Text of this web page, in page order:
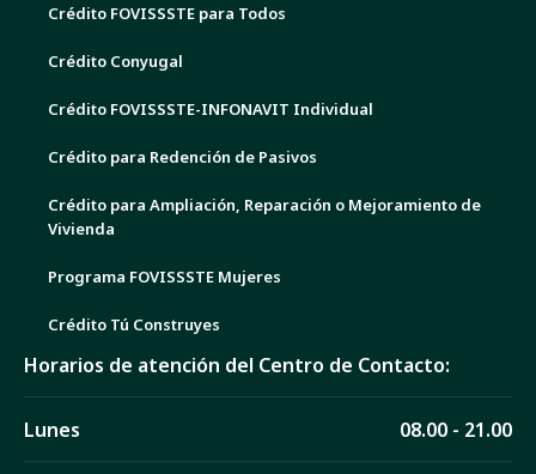
Crédito FOVISSSTE para Todos
Crédito Conyugal
Crédito FOVISSSTE-INFONAVIT Individual
Crédito para Redención de Pasivos
Crédito para Ampliación, Reparación o Mejoramiento de
Vivienda
Programa FOVISSSTE Mujeres
Crédito Tú Construyes
Horarios de atención del Centro de Contacto:
Lunes 08.00 - 21.00